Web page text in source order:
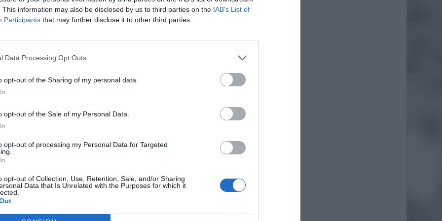
This information may also be disclosed by us to third parties on the IAB’s List of
Participants that may further disclose it to other third parties.
Data Processing Opt Outs
opt-out of the Sharing of my personal data.
opt-out of the Sale of my Personal Data.
opt-out of processing my Personal Data for Targeted
opt-out of Collection, Use, Retention, Sale, and/or Sharing
Data that Is Unrelated with the Purposes for which it
Zdrowia Adam Niedzielski poinformował o przedłużeniu obostrzeń w woj.
RÓWNIEŻ: